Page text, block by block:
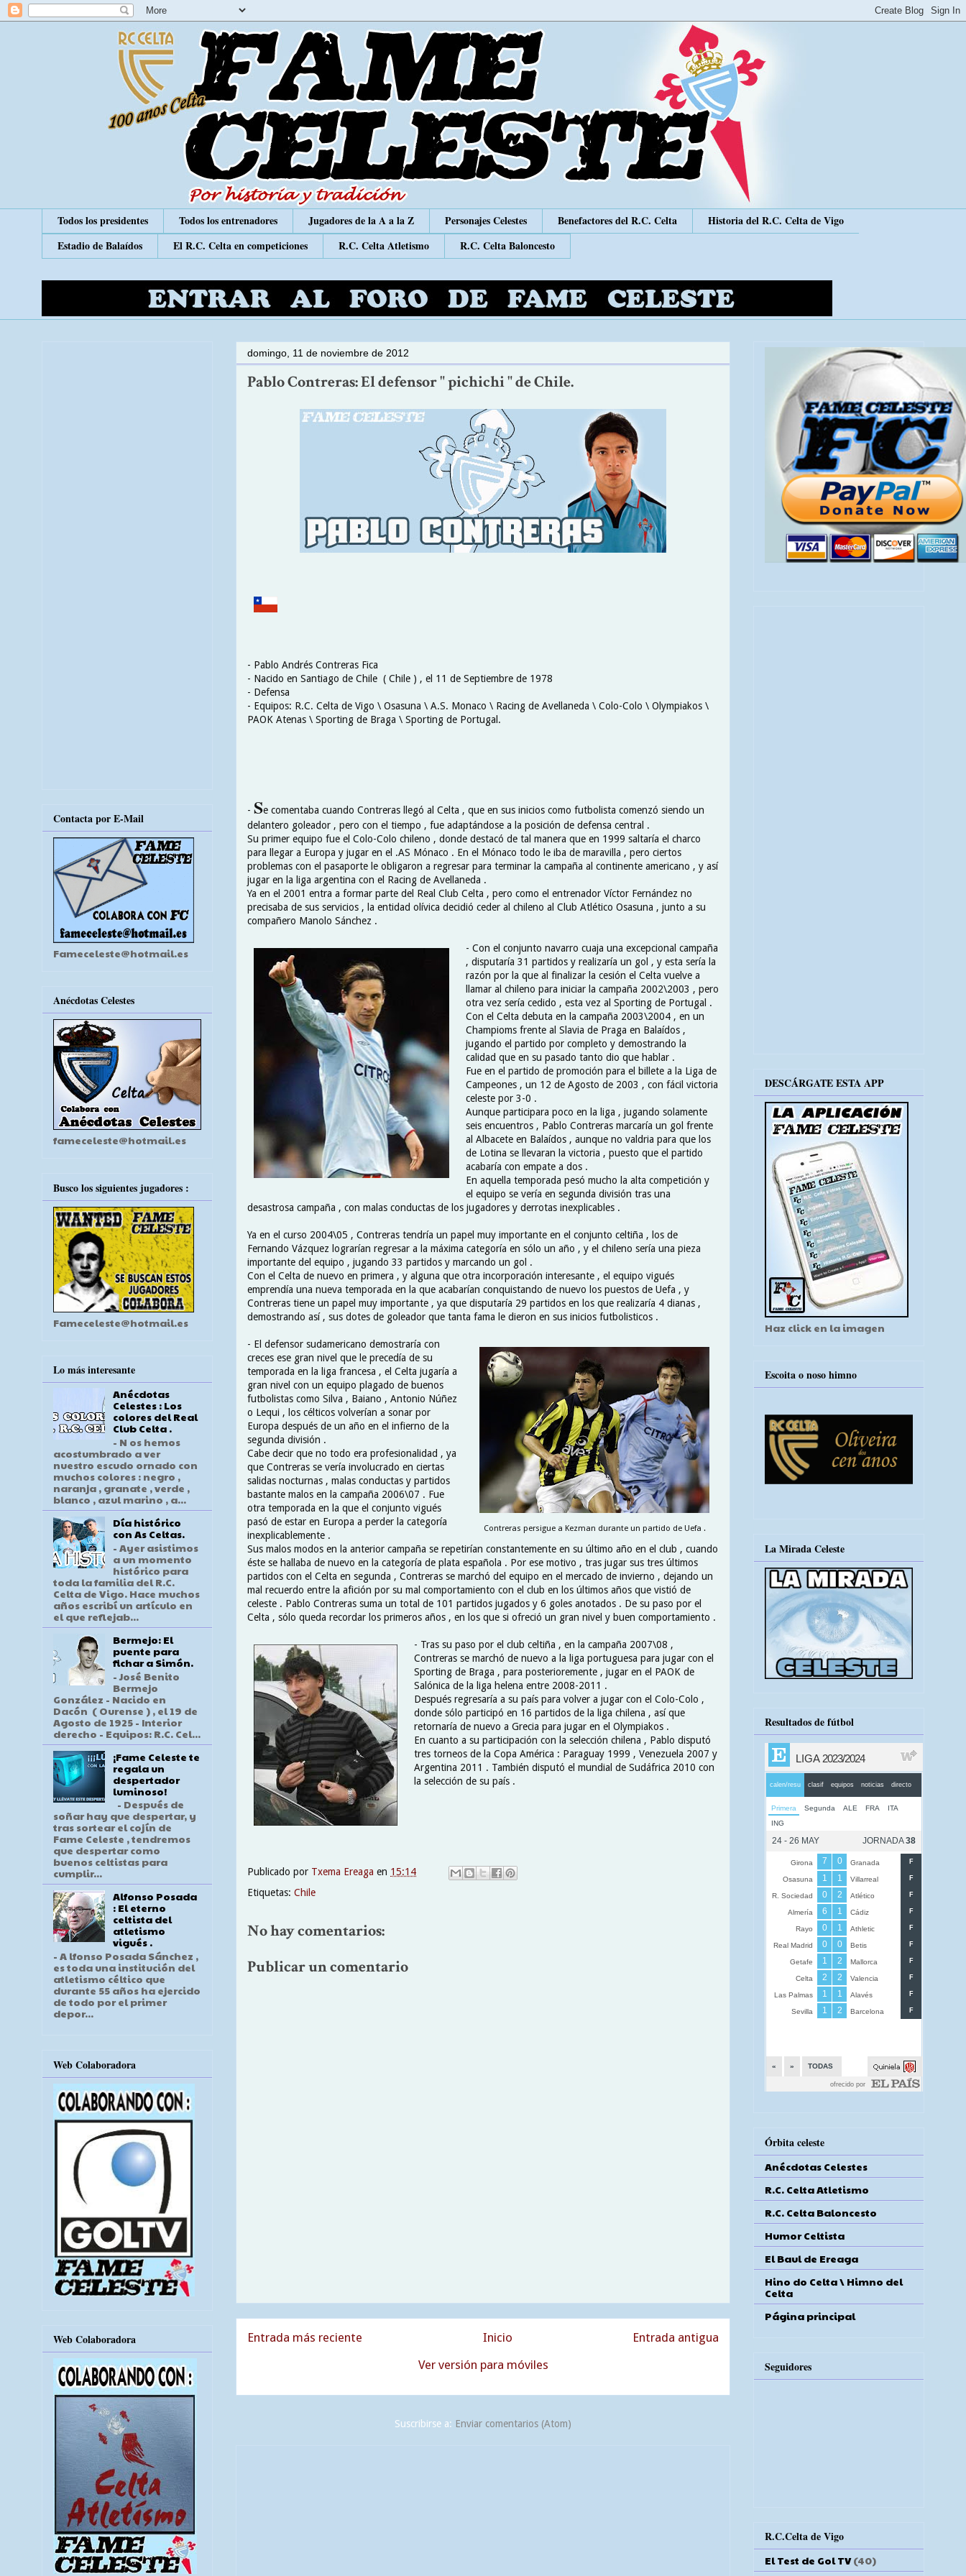
Todos los presidentes Todos los entrenadores Jugadores de la A a la Z Personajes Celestes Benefactores del R.C. Celta
Historia del R.C. Celta de Vigo
Estadio de Balaídos
El R.C. Celta en competiciones R.C. Celta Atletismo R.C. Celta Baloncesto
domingo, 11 de noviembre de 2012
Pablo Contreras: El defensor " pichichi " de Chile.
- Pablo Andrés Contreras Fica
- Nacido en Santiago de Chile ( Chile ) , el 11 de Septiembre de 1978
- Defensa
- Equipos: R.C. Celta de Vigo \ Osasuna \ A.S. Monaco \ Racing de Avellaneda \ Colo-Colo \ Olympiakos \
PAOK Atenas \ Sporting de Braga \ Sporting de Portugal.
- Se comentaba cuando Contreras llegó al Celta , que en sus inicios como futbolista comenzó siendo un
delantero goleador , pero con el tiempo , fue adaptándose a la posición de defensa central .
Su primer equipo fue el Colo-Colo chileno , donde destacó de tal manera que en 1999 saltaría el charco
para llegar a Europa y jugar en el .AS Mónaco . En el Mónaco todo le iba de maravilla , pero ciertos
problemas con el pasaporte le obligaron a regresar para terminar la campaña al continente americano , y así
jugar en la liga argentina con el Racing de Avellaneda .
Ya en el 2001 entra a formar parte del Real Club Celta , pero como el entrenador Víctor Fernández no
precisaba de sus servicios , la entidad olívica decidió ceder al chileno al Club Atlético Osasuna , junto a su
compañero Manolo Sánchez .
- Con el conjunto navarro cuaja una excepcional campaña
, disputaría 31 partidos y realizaría un gol , y esta sería la
razón por la que al finalizar la cesión el Celta vuelve a
llamar al chileno para iniciar la campaña 2002\2003 , pero
otra vez sería cedido , esta vez al Sporting de Portugal .
Con el Celta debuta en la campaña 2003\2004 , en un
Champioms frente al Slavia de Praga en Balaídos ,
jugando el partido por completo y demostrando la
calidad que en su pasado tanto dio que hablar .
Fue en el partido de promoción para el billete a la Liga de
Campeones , un 12 de Agosto de 2003 , con fácil victoria
celeste por 3-0 .
Aunque participara poco en la liga , jugando solamente
seis encuentros , Pablo Contreras marcaría un gol frente
al Albacete en Balaídos , aunque no valdria para que los
de Lotina se llevaran la victoria , puesto que el partido
acabaría con empate a dos .
En aquella temporada pesó mucho la alta competición y
el equipo se vería en segunda división tras una
desastrosa campaña , con malas conductas de los jugadores y derrotas inexplicables .
Ya en el curso 2004\05 , Contreras tendría un papel muy importante en el conjunto celtiña , los de
Fernando Vázquez lograrían regresar a la máxima categoría en sólo un año , y el chileno sería una pieza
importante del equipo , jugando 33 partidos y marcando un gol .
Con el Celta de nuevo en primera , y alguna que otra incorporación interesante , el equipo vigués
emprendía una nueva temporada en la que acabarían conquistando de nuevo los puestos de Uefa , y
Contreras tiene un papel muy importante , ya que disputaría 29 partidos en los que realizaría 4 dianas ,
demostrando así , sus dotes de goleador que tanta fama le dieron en sus inicios futbolisticos .
Contreras persigue a Kezman durante un partido de Uefa .
- El defensor sudamericano demostraría con
creces ese gran nivel que le precedía de su
temporada en la liga francesa , el Celta jugaría a
gran nivel con un equipo plagado de buenos
futbolistas como Silva , Baiano , Antonio Núñez
o Lequi , los célticos volverían a sonar por
Europa después de un año en el infierno de la
segunda división .
Cabe decir que no todo era profesionalidad , ya
que Contreras se vería involucrado en ciertas
salidas nocturnas , malas conductas y partidos
bastante malos en la campaña 2006\07 . Fue
otra temporada en la que el conjunto vigués
pasó de estar en Europa a perder la categoría
inexplicablemente .
Sus malos modos en la anterior campaña se repetirían constantemente en su último año en el club , cuando
éste se hallaba de nuevo en la categoría de plata española . Por ese motivo , tras jugar sus tres últimos
partidos con el Celta en segunda , Contreras se marchó del equipo en el mercado de invierno , dejando un
mal recuerdo entre la afición por su mal comportamiento con el club en los últimos años que vistió de
celeste . Pablo Contreras suma un total de 101 partidos jugados y 6 goles anotados . De su paso por el
Celta , sólo queda recordar los primeros años , en los que si ofreció un gran nivel y buen comportamiento .
- Tras su paso por el club celtiña , en la campaña 2007\08 ,
Contreras se marchó de nuevo a la liga portuguesa para jugar con el
Sporting de Braga , para posterioremente , jugar en el PAOK de
Salónica de la liga helena entre 2008-2011 .
Después regresaría a su país para volver a jugar con el Colo-Colo ,
donde sólo participó en 16 partidos de la liga chilena , así que
retornaría de nuevo a Grecia para jugar en el Olympiakos .
En cuanto a su participación con la selección chilena , Pablo disputó
tres torneos de la Copa América : Paraguay 1999 , Venezuela 2007 y
Argentina 2011 . También disputó el mundial de Sudáfrica 2010 con
la selección de su país .
Publicado por Txema Ereaga en 15:14
Etiquetas: Chile
No hay comentarios:
Publicar un comentario
Entrada más reciente Entrada antigua
Inicio
Ver versión para móviles
Suscribirse a: Enviar comentarios (Atom)
Contacta por E-Mail
Fameceleste@hotmail.es
Anécdotas Celestes
fameceleste@hotmail.es
Busco los siguientes jugadores :
Fameceleste@hotmail.es
Lo más interesante
Anécdotas
Celestes : Los
colores del Real
Club Celta .
- N os hemos
acostumbrado a ver
nuestro escudo ornado con
muchos colores : negro ,
naranja , granate , verde ,
blanco , azul marino , a...
Día histórico
con As Celtas.
- Ayer asistimos
a un momento
histórico para
toda la familia del R.C.
Celta de Vigo. Hace muchos
años escribí un artículo en
el que reflejab...
Bermejo: El
puente para
fichar a Simón.
- José Benito
Bermejo
González - Nacido en
Dacón ( Ourense ) , el 19 de
Agosto de 1925 - Interior
derecho - Equipos: R.C. Cel...
¡Fame Celeste te
regala un
despertador
luminoso!
- Después de
soñar hay que despertar, y
tras sortear el cojín de
Fame Celeste , tendremos
que despertar como
buenos celtistas para
cumplir...
Alfonso Posada
: El eterno
celtista del
atletismo
vigués .
- A lfonso Posada Sánchez ,
es toda una institución del
atletismo céltico que
durante 55 años ha ejercido
de todo por el primer
depor...
Web Colaboradora
Web Colaboradora
DESCÁRGATE ESTA APP
Haz click en la imagen
Escoita o noso himno
La Mirada Celeste
Resultados de fútbol
Órbita celeste
Anécdotas Celestes
R.C. Celta Atletismo
R.C. Celta Baloncesto
Humor Celtista
El Baul de Ereaga
Hino do Celta \ Himno del
Celta
Página principal
Seguidores
R.C.Celta de Vigo
El Test de Gol TV (40)